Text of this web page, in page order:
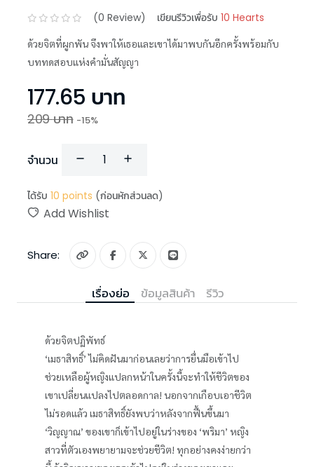
(0 Review) เขียนรีวิวเพื่อรับ 10 Hearts
ด้วยจิตที่ผูกพัน จึงพาให้เธอและเขาได้มาพบกันอีกครั้งพร้อมกับ
บททดสอบแห่งคำมั่นสัญญา
177.65 บาท
209บาท -15%
จำนวน
ได้รับ 10 points (ก่อนหักส่วนลด)
Add Wishlist
Share:
เรื่องย่อ ข้อมูลสินค้า รีวิว
ด้วยจิตปฏิพัทธ์
‘เมธาสิทธิ์’ ไม่คิดฝันมาก่อนเลยว่าการยื่นมือเข้าไป
ช่วยเหลือผู้หญิงแปลกหน้าในครั้งนี้จะทำให้ชีวิตของ
เขาเปลี่ยนแปลงไปตลอดกาล! นอกจากเกือบเอาชีวิต
ไม่รอดแล้ว เมธาสิทธิ์ยังพบว่าหลังจากฟื้นขึ้นมา
‘วิญญาณ’ ของเขาก็เข้าไปอยู่ในร่างของ ‘พริมา’ หญิง
สาวที่ตัวเองพยายามจะช่วยชีวิต! ทุกอย่างคงง่ายกว่า